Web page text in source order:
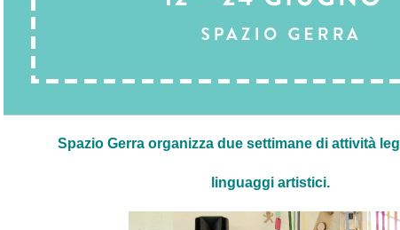
Spazio Gerra organizza due settimane di attività
linguaggi artistici.